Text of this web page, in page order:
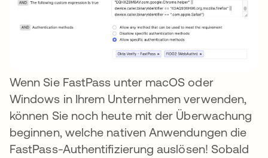
Wenn Sie FastPass unter macOS oder
Windows in Ihrem Unternehmen verwenden,
können Sie noch heute mit der Überwachung
beginnen, welche nativen Anwendungen die
FastPass-Authentifizierung auslösen! Sobald